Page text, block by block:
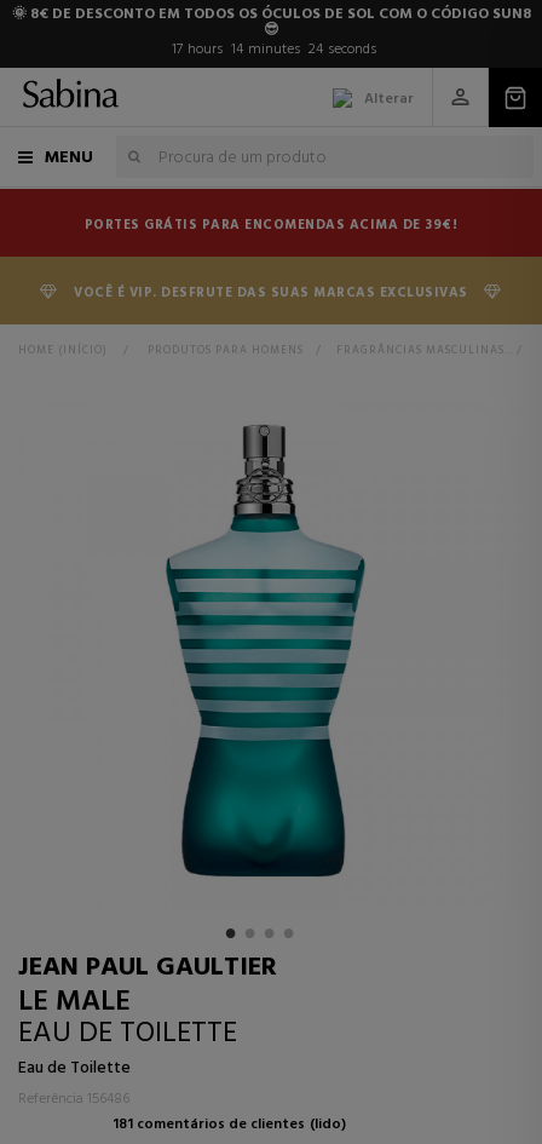
🌞 8€ DE DESCONTO EM TODOS OS ÓCULOS DE SOL COM O CÓDIGO SUN8
😎
17 hours 14 minutes 24 seconds
Alterar
MENU
PORTES GRÁTIS PARA ENCOMENDAS ACIMA DE 39€!
VOCÊ É VIP. DESFRUTE DAS SUAS MARCAS EXCLUSIVAS
HOME (INÍCIO) > PRODUTOS PARA HOMENS > FRAGRÂNCIAS MASCULINAS >
JEAN PAUL GAULTIER
LE MALE
EAU DE TOILETTE
Eau de Toilette
Referência 156486
181 comentários de clientes (lido)